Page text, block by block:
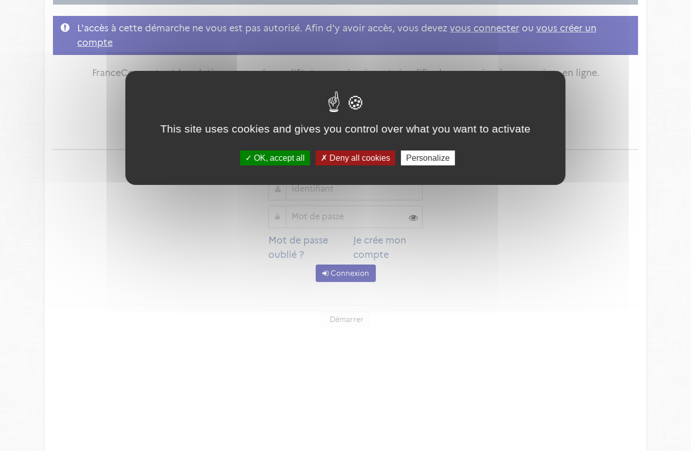
This site uses cookies and gives you control over what you want to activate
OK, accept all Deny all cookies Personalize
L'accès à cette démarche ne vous est pas autorisé. Afin d'y avoir accès, vous devez vous connecter ou vous créer un
compte
FranceConnect est la solution proposée par l'Etat pour sécuriser et simplifier la connexion à vos services en ligne.
Qu'est-ce que FranceConnect ?
ou
Mot de passe
oublié ?
Je crée mon
compte
Connexion
Démarrer